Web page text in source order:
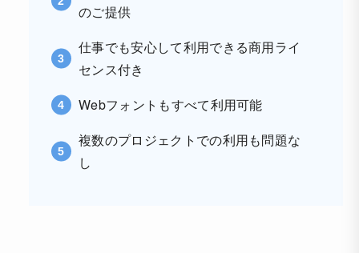
のご提供
仕事でも安心して利用できる商用ライ
センス付き
Webフォントもすべて利用可能
複数のプロジェクトでの利用も問題な
し